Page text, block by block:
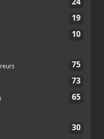
d’été de
n’est pas
un gros festival
se plaindre.
FEQ, on ne peut
pour
magnifique
jeudi dernier